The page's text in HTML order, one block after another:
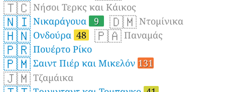
🇹🇨 Νήσοι Τερκς και Κάικος
🇳🇮 Νικαράγουα 9 🇩🇲 Ντομίνικα
🇭🇳 Ονδούρα 48 🇵🇦 Παναμάς
🇵🇷 Πουέρτο Ρίκο
🇵🇲 Σαιντ Πιέρ και Μικελόν 131
🇯🇲 Τζαμάικα